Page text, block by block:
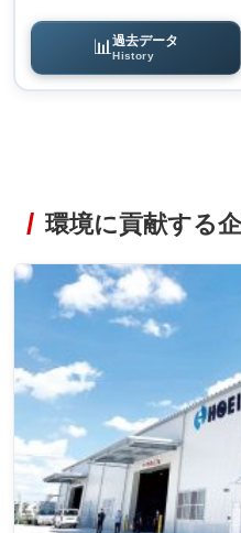
📊過去データ
History
環境に貢献する